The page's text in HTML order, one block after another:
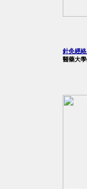
針灸經
醫藥大